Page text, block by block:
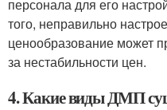
персонала для его
того, неправильно
ценообразование может
за нестабильности цен.
4. Какие виды ДМП